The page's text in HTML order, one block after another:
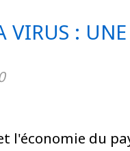
VIRUS : UNE
l'économie du